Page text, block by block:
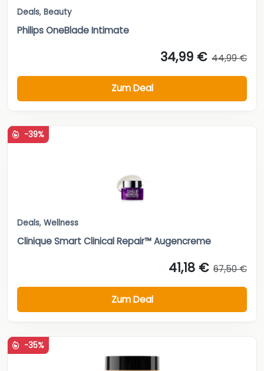
Deals, Beauty
Philips OneBlade Intimate
34,99 € 44,99 €
Zum Deal
-39%
Deals, Wellness
Clinique Smart Clinical Repair™ Augencreme
41,18 € 67,50 €
Zum Deal
-35%